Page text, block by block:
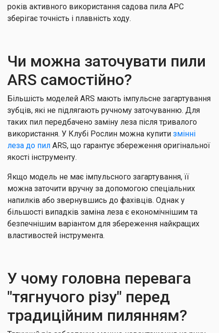
років активного використання садова пила АРС
зберігає точність і плавність ходу.
Чи можна заточувати пили
ARS самостійно?
Більшість моделей ARS мають імпульсне загартування
зубців, які не підлягають ручному заточуванню. Для
таких пил передбачено заміну леза після тривалого
використання. У Клубі Рослин можна купити змінні
леза до пил ARS, що гарантує збереження оригінальної
якості інструменту.
Якщо модель не має імпульсного загартування, її
можна заточити вручну за допомогою спеціальних
напилків або звернувшись до фахівців. Однак у
більшості випадків заміна леза є економічнішим та
безпечнішим варіантом для збереження найкращих
властивостей інструмента.
У чому головна перевага
"тягнучого різу" перед
традиційним пилянням?